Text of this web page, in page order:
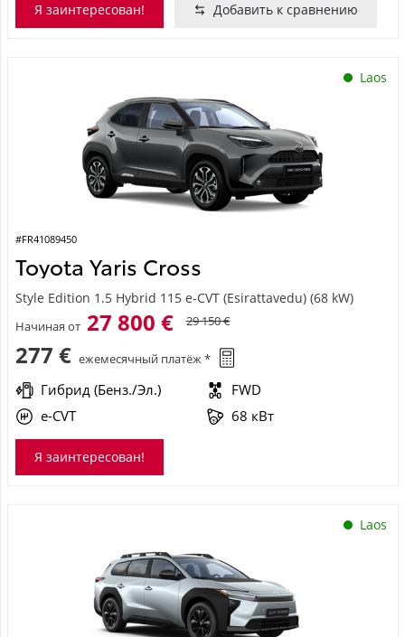
Я заинтересован! Добавить к сравнению
Laos
#FR41089450
Toyota Yaris Cross
Style Edition 1.5 Hybrid 115 e-CVT (Esirattavedu) (68 kW)
Начиная от 27 800 € 29 150 €
277 € ежемесячный платёж *
Гибрид (Бенз./Эл.)
FWD
e-CVT
68 кВт
Я заинтересован!
Laos